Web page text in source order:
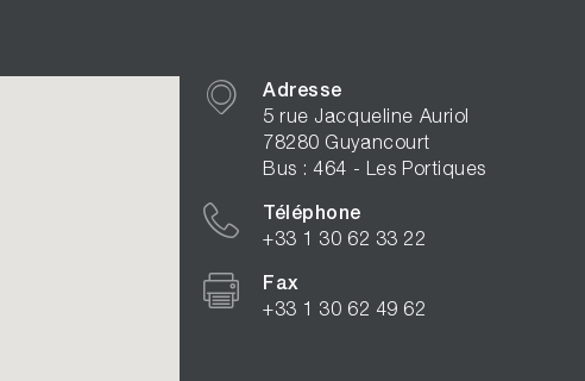
Adresse
5 rue Jacqueline Auriol
78280 Guyancourt
Bus : 464 - Les Portiques
Téléphone
+33 1 30 62 33 22
Fax
+33 1 30 62 49 62